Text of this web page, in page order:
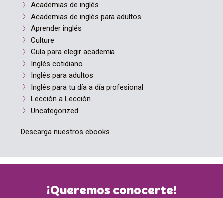
Academias de inglés
Academias de inglés para adultos
Aprender inglés
Culture
Guía para elegir academia
Inglés cotidiano
Inglés para adultos
Inglés para tu día a día profesional
Lección a Lección
Uncategorized
Descarga nuestros ebooks
¡Queremos conocerte!